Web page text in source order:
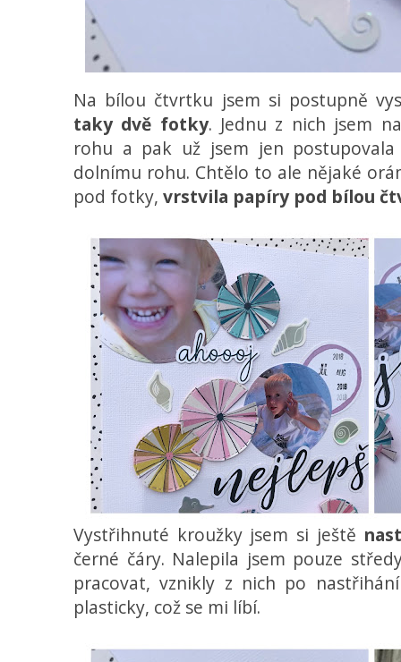
Na bílou čtvrtku jsem si postupně
taky dvě fotky. Jednu z nich jsem
rohu a pak už jsem jen
dolnímu rohu. Chtělo to ale nějaké
pod fotky, vrstvila papíry pod bílou
Vystřihnuté kroužky jsem si ještě
černé čáry. Nalepila jsem pouze
pracovat, vznikly z nich po
plasticky, což se mi líbí.